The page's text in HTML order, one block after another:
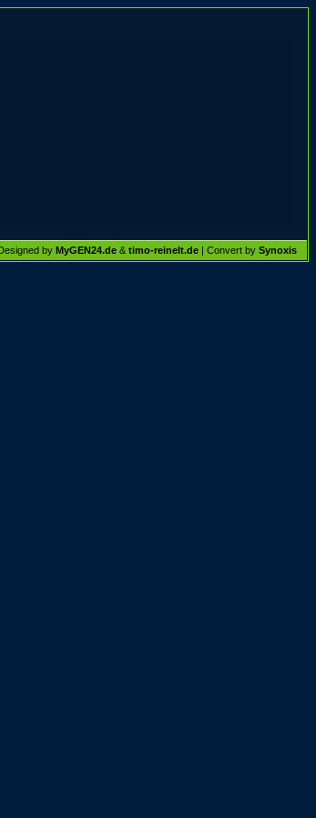
by MyGEN24.de & timo-reinelt.de | Convert by Synoxis